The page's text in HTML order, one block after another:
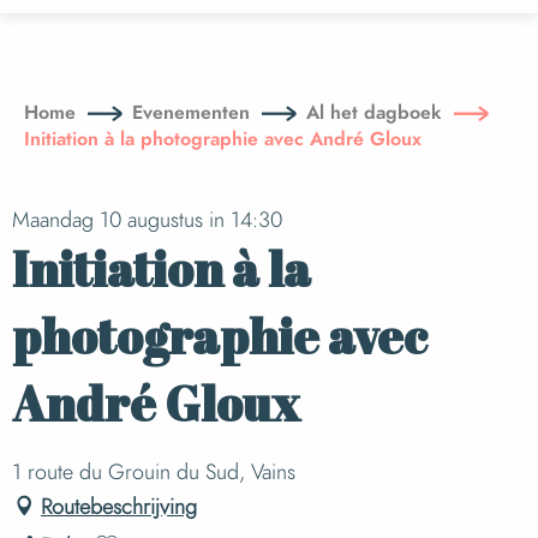
principal
Home Evenementen
Al het dagboek
Initiation à la photographie avec André Gloux
Maandag 10 augustus in 14:30
Initiation à la
photographie avec
André Gloux
1 route du Grouin du Sud, Vains
Routebeschrijving